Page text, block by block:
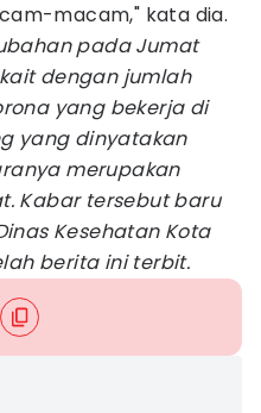
macam," kata dia.
pada Jumat
dengan jumlah
yang bekerja di
yang dinyatakan
merupakan
Kabar tersebut baru
Kesehatan Kota
berita ini terbit.